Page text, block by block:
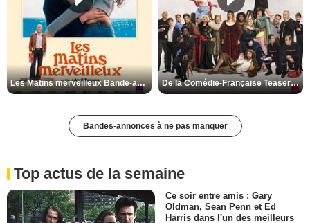
Les Matins merveilleux Bande-annonce VF De la Comédie-Française Teaser VF
Bandes-annonces à ne pas manquer
Top actus de la semaine
Ce soir entre amis : Gary
Oldman, Sean Penn et Ed
Harris dans l'un des meilleurs